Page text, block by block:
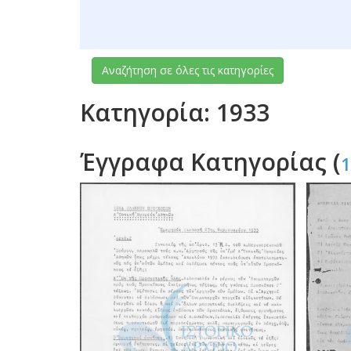
Αναζήτηση σε όλες τις κατηγορίες
Κατηγορία: 1933
Έγγραφα Κατηγορίας (